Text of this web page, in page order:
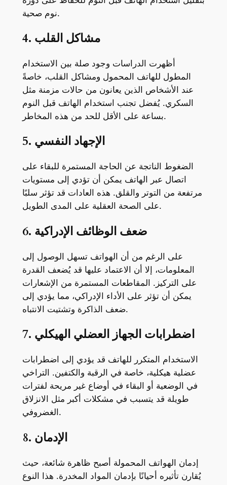
نوم صحية.
4. مشاكل القلب
أظهرت الدراسات وجود صلة بين الاستخدام
المطول للهاتف المحمول ومشاكل القلب، خاصةً
عند الأشخاص الذين يعانون من حالات مزمنة مثل
السكري. يُفضل تجنب استخدام الهاتف قبل النوم
بساعة على الأقل للحد من هذه المخاطر.
5. الإجهاد النفسي
الضغوط الناتجة عن الحاجة المستمرة للبقاء على
اتصال عبر الهاتف يمكن أن تؤدي إلى مستويات
مرتفعة من التوتر والقلق. هذه العادات قد تؤثر سلبًا
على الصحة العقلية على المدى الطويل.
6. ضعف الوظائف الإدراكية
على الرغم من أن الهواتف تسهل الوصول إلى
المعلومات، إلا أن الاعتماد عليها قد يُضعف القدرة
على التركيز. المقاطعات المستمرة من الإشعارات
يمكن أن تؤثر على الأداء الإدراكي، مما يؤدي إلى
ضعف الذاكرة وتشتيت الانتباه.
7. اضطرابات الجهاز العضلي الهيكلي
الاستخدام المتكرر للهاتف قد يؤدي إلى اضطرابات
عضلية هيكلية، خاصة في الرقبة والكتفين. التراخي
في الوضعية أو البقاء في أوضاع غير مريحة لفترات
طويلة قد يتسبب في مشكلات أكبر مثل الانزلاق
الغضروفي.
8. الإدمان
إدمان الهواتف المحمولة أصبح ظاهرة شائعة، حيث
يُقارن تأثيره أحيانًا بإدمان المواد المخدرة. هذا النوع